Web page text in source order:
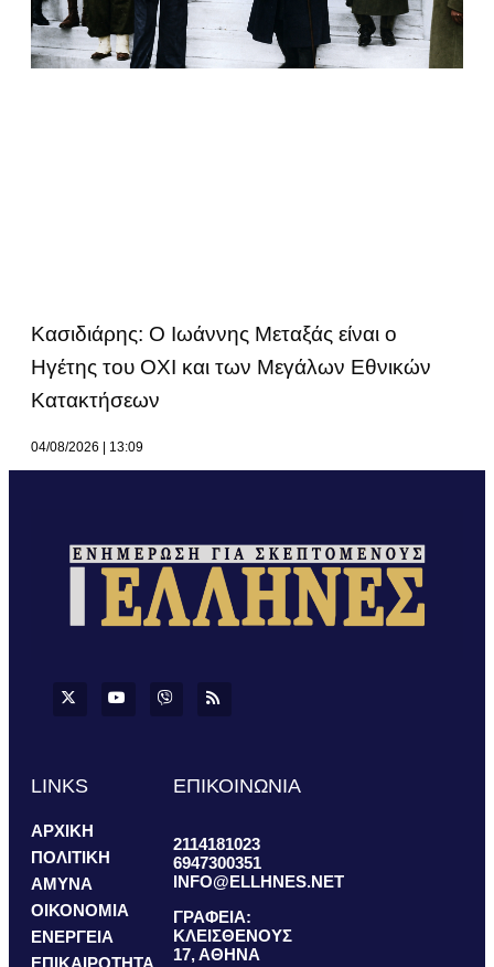
Κασιδιάρης: Ο Ιωάννης Μεταξάς είναι ο
Ηγέτης του ΟΧΙ και των Μεγάλων Εθνικών
Κατακτήσεων
04/08/2026 13:09
LINKS
ΑΡΧΙΚΗ
ΠΟΛΙΤΙΚΗ
ΑΜΥΝΑ
ΟΙΚΟΝΟΜΙΑ
ΕΝΕΡΓΕΙΑ
ΕΠΙΚΑΙΡΟΤΗΤΑ
ΕΠΙΚΟΙΝΩΝΙΑ
2114181023
6947300351
INFO@ELLHNES.NET
ΓΡΑΦΕΙΑ:
ΚΛΕΙΣΘΕΝΟΥΣ
17, ΑΘΗΝΑ